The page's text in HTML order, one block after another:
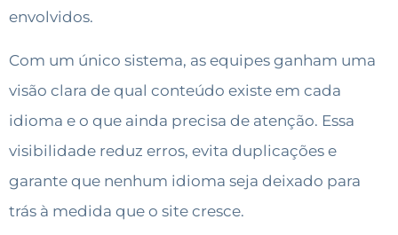
envolvidos.
Com um único sistema, as equipes ganham uma
visão clara de qual conteúdo existe em cada
idioma e o que ainda precisa de atenção. Essa
visibilidade reduz erros, evita duplicações e
garante que nenhum idioma seja deixado para
trás à medida que o site cresce.